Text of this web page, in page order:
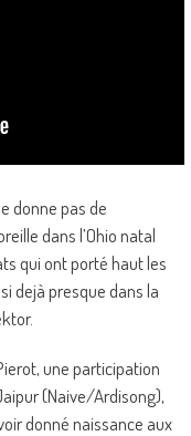
donne pas de
dans l’Ohio natal
qui ont porté haut les
dejà presque dans la
une participation
(Naive/Ardisong),
donné naissance aux